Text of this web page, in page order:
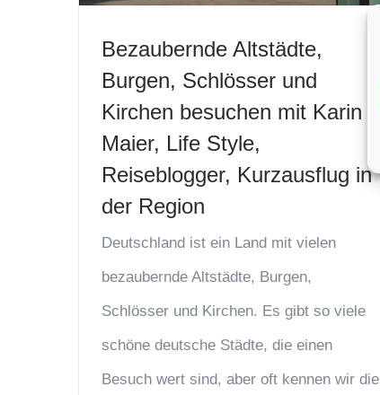
Bezaubernde Altstädte,
Burgen, Schlösser und
Kirchen besuchen mit Karin
Maier, Life Style,
Reiseblogger, Kurzausflug in
der Region
Deutschland ist ein Land mit vielen
bezaubernde Altstädte, Burgen,
Schlösser und Kirchen. Es gibt so viele
schöne deutsche Städte, die einen
Besuch wert sind, aber oft kennen wir die